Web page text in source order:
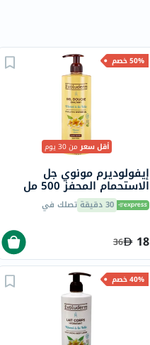
50% خصم
أقل سعرمن 30 يوم
إيفولوديرم مونوي جل
الاستحمام المحفز 500 مل
17318 30 دقيقة تصلك في
18
36
40% خصم